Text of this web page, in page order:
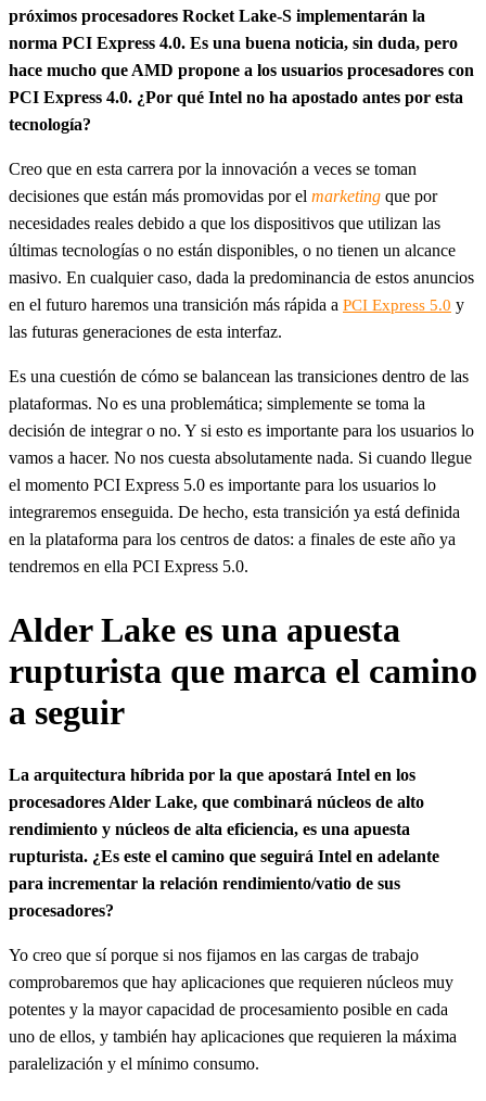
próximos procesadores Rocket Lake-S implementarán la
norma PCI Express 4.0. Es una buena noticia, sin duda, pero
hace mucho que AMD propone a los usuarios procesadores con
PCI Express 4.0. ¿Por qué Intel no ha apostado antes por esta
tecnología?
Creo que en esta carrera por la innovación a veces se toman
decisiones que están más promovidas por el marketing que por
necesidades reales debido a que los dispositivos que utilizan las
últimas tecnologías o no están disponibles, o no tienen un alcance
masivo. En cualquier caso, dada la predominancia de estos anuncios
en el futuro haremos una transición más rápida a PCI Express 5.0 y
las futuras generaciones de esta interfaz.
Es una cuestión de cómo se balancean las transiciones dentro de las
plataformas. No es una problemática; simplemente se toma la
decisión de integrar o no. Y si esto es importante para los usuarios lo
vamos a hacer. No nos cuesta absolutamente nada. Si cuando llegue
el momento PCI Express 5.0 es importante para los usuarios lo
integraremos enseguida. De hecho, esta transición ya está definida
en la plataforma para los centros de datos: a finales de este año ya
tendremos en ella PCI Express 5.0.
Alder Lake es una apuesta
rupturista que marca el camino
a seguir
La arquitectura híbrida por la que apostará Intel en los
procesadores Alder Lake, que combinará núcleos de alto
rendimiento y núcleos de alta eficiencia, es una apuesta
rupturista. ¿Es este el camino que seguirá Intel en adelante
para incrementar la relación rendimiento/vatio de sus
procesadores?
Yo creo que sí porque si nos fijamos en las cargas de trabajo
comprobaremos que hay aplicaciones que requieren núcleos muy
potentes y la mayor capacidad de procesamiento posible en cada
uno de ellos, y también hay aplicaciones que requieren la máxima
paralelización y el mínimo consumo.